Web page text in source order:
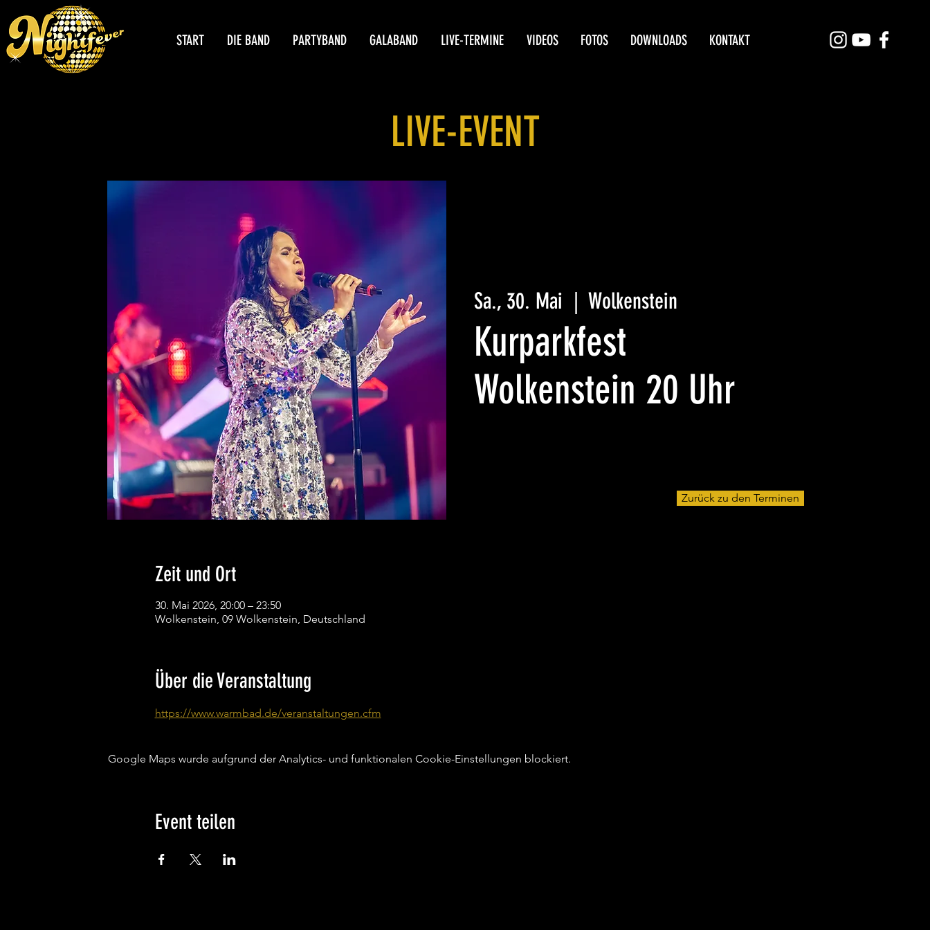
START DIE BAND PARTYBAND GALABAND LIVE-TERMINE VIDEOS FOTOS DOWNLOADS KONTAKT
LIVE-EVENT
Sa., 30. Mai
  |
Wolkenstein
Kurparkfest
Wolkenstein 20 Uhr
Zeit und Ort
30. Mai 2026, 20:00 – 23:50
Wolkenstein, 09 Wolkenstein, Deutschland
Über die Veranstaltung
https://www.warmbad.de/veranstaltungen.cfm
Google Maps wurde aufgrund der Analytics- und funktionalen Cookie-Einstellungen blockiert.
Event teilen
Zurück zu den Terminen